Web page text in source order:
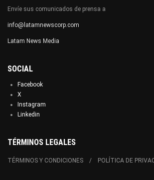
Envíe sus comunicados de prensa a
info@latamnewscorp.com
Latam News Media
SOCIAL
Facebook
X
Instagram
Linkedin
TÉRMINOS LEGALES
TÉRMINOS Y CONDICIONES POLÍTICA DE